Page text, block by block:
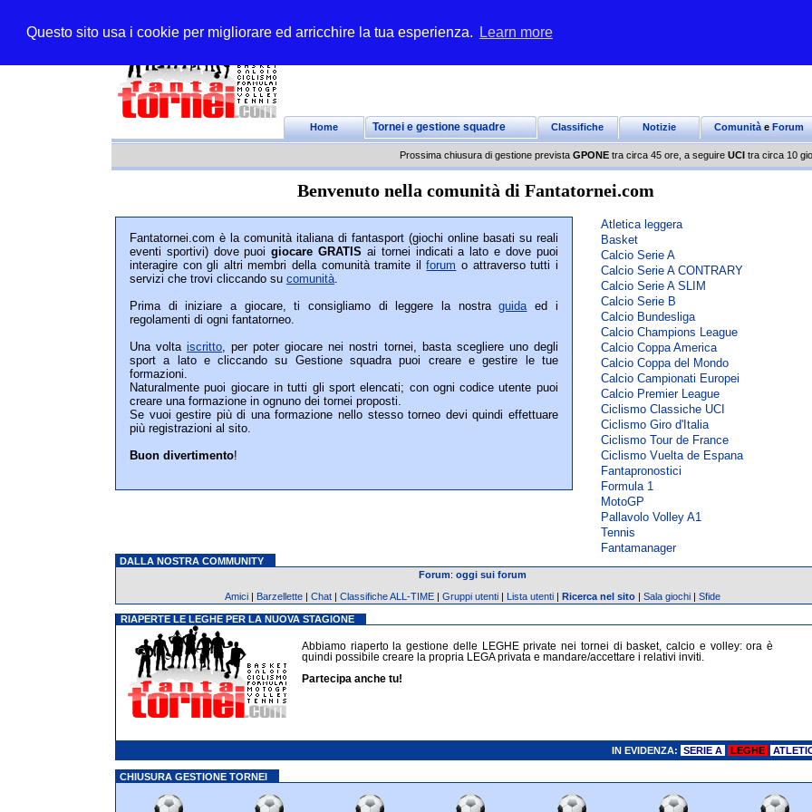
Questo sito usa i cookie per migliorare ed arricchire la tua esperienza. Learn more
Home Tornei e gestione squadre Classifiche Notizie Comunitàe Forum
Prossima chiusura di gestione prevista GPONE tra circa 45 ore, a seguire UCI tra circa 10
Benvenuto nella comunità di Fantatornei.com
Fantatornei.com è la comunità italiana di fantasport (giochi online basati su reali
eventi sportivi) dove puoigiocare GRATIS ai tornei indicati a lato e dove puoi
interagire con gli altri membri della comunità tramite ilforum o attraverso tutti i
servizi che trovi cliccando su comunità.
Prima di iniziare a giocare, ti consigliamo di leggere la nostraguidaed i
regolamenti di ogni fantatorneo.
Una voltaiscritto, per poter giocare nei nostri tornei, basta scegliere uno degli
sport a lato e cliccando su Gestione squadra puoi creare e gestire le tue
formazioni.
Naturalmente puoi giocare in tutti gli sport elencati; con ogni codice utente puoi
creare una formazione in ognuno dei tornei proposti.
Se vuoi gestire più di una formazione nello stesso torneo devi quindi effettuare
più registrazioni al sito.
Buon divertimento!
Atletica leggera
Basket
Calcio Serie A
Calcio Serie A CONTRARY
Calcio Serie A SLIM
Calcio Serie B
Calcio Bundesliga
Calcio Champions League
Calcio Coppa America
Calcio Coppa del Mondo
Calcio Campionati Europei
Calcio Premier League
Ciclismo Classiche UCI
Ciclismo Giro d'Italia
Ciclismo Tour de France
Ciclismo Vuelta de Espana
Fantapronostici
Formula 1
MotoGP
Pallavolo Volley A1
Tennis
Fantamanager
DALLA NOSTRA COMMUNITY
Forum: oggi sui forum
Amici| Barzellette| Chat| Classifiche ALL-TIME| Gruppi utenti| Lista utenti| Ricerca nel sito| Sala giochi| Sfide
RIAPERTE LE LEGHE PER LA NUOVA STAGIONE
Abbiamo riaperto la gestione delle LEGHE private nei tornei di basket, calcio e volley: ora è
quindi possibile creare la propria LEGA privata e mandare/accettare i relativi inviti.
Partecipa anche tu!
IN EVIDENZA: SERIE A LEGHE
CHIUSURA GESTIONE TORNEI